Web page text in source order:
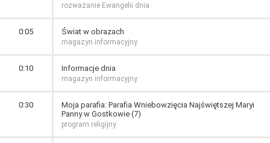
rozważanie Ewangelii dnia
0:05 Świat w obrazach
magazyn informacyjny
0:10 Informacje dnia
magazyn informacyjny
0:30
Moja parafia: Parafia Wniebowzięcia Najświętszej Maryi
Panny w Gostkowie (7)
program religijny